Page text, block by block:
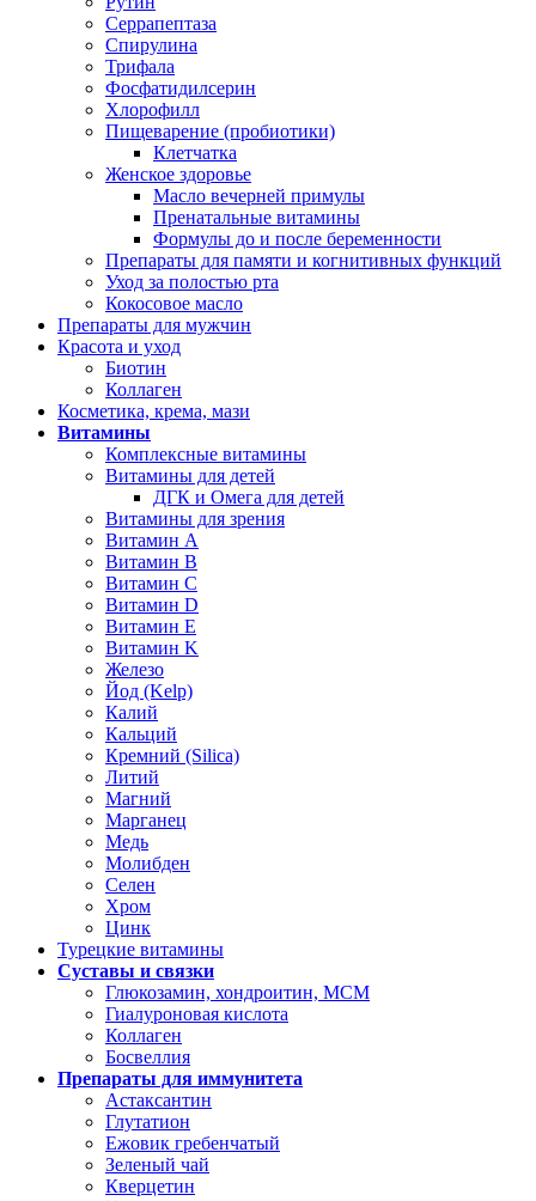
Серрапептаза
Спирулина
Трифала
Фосфатидилсерин
Хлорофилл
Пищеварение (пробиотики)
Клетчатка
Женское здоровье
Масло вечерней примулы
Пренатальные витамины
Формулы до и после беременности
Препараты для памяти и когнитивных функций
Уход за полостью рта
Кокосовое масло
Препараты для мужчин
Красота и уход
Биотин
Коллаген
Косметика, крема, мази
Витамины
Комплексные витамины
Витамины для детей
ДГК и Омега для детей
Витамины для зрения
Витамин А
Витамин В
Витамин C
Витамин D
Витамин Е
Витамин K
Железо
Йод (Kelp)
Калий
Кальций
Кремний (Silica)
Литий
Магний
Марганец
Медь
Молибден
Селен
Хром
Цинк
Турецкие витамины
Суставы и связки
Глюкозамин, хондроитин, МСМ
Гиалуроновая кислота
Коллаген
Босвеллия
Препараты для иммунитета
Астаксантин
Глутатион
Ежовик гребенчатый
Зеленый чай
Кверцетин